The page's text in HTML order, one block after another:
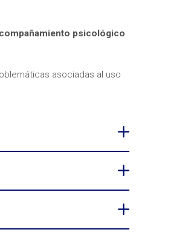
psicológico
asociadas al uso